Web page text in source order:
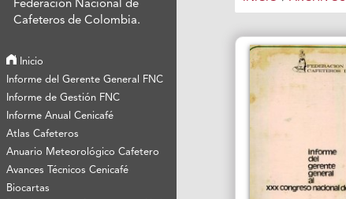
Federación Nacional de
Cafeteros de Colombia.
Inicio
Informe del Gerente General FNC
Informe de Gestión FNC
Informe Anual Cenicafé
Atlas Cafeteros
Anuario Meteorológico Cafetero
Avances Técnicos Cenicafé
Biocartas